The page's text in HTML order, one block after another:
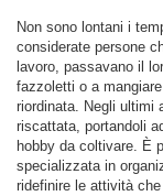
Non sono lontani i
considerate persone
lavoro, passavano il
fazzoletti o a
riordinata. Negli ultimi
riscattata, portandoli
hobby da coltivare. È
specializzata in
ridefinire le attività